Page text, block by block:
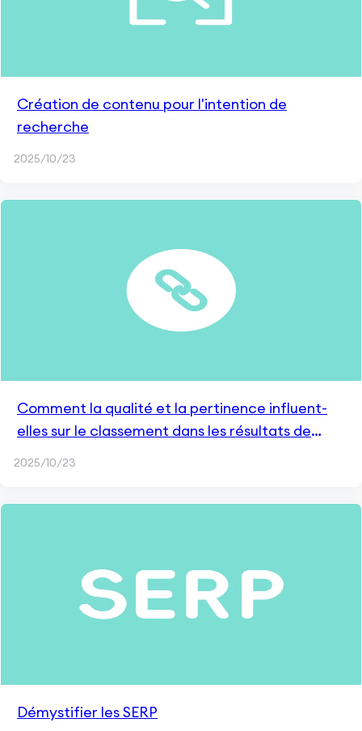
Création de contenu pour l'intention de
recherche
2025/10/23
Comment la qualité et la pertinence influent-
elles sur le classement dans les résultats de
2025/10/23
Démystifier les SERP